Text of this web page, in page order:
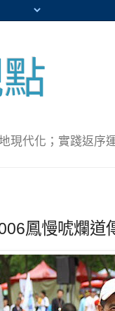
現代化；實踐返序
鳳慢唬爛道